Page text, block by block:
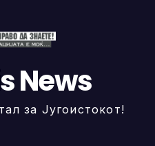
News
за Југоистокот!